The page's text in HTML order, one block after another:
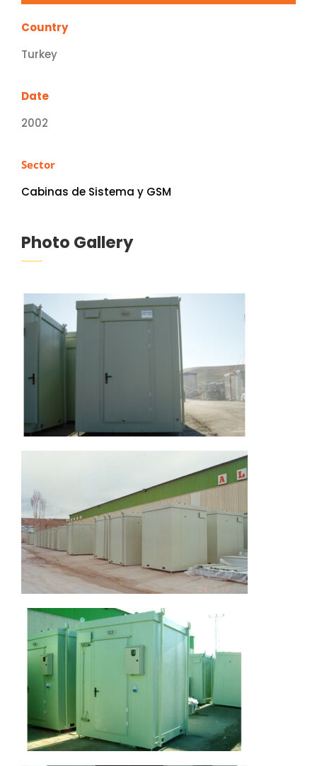
Country
Turkey
Date
2002
Sector
Cabinas de Sistema y GSM
Photo Gallery